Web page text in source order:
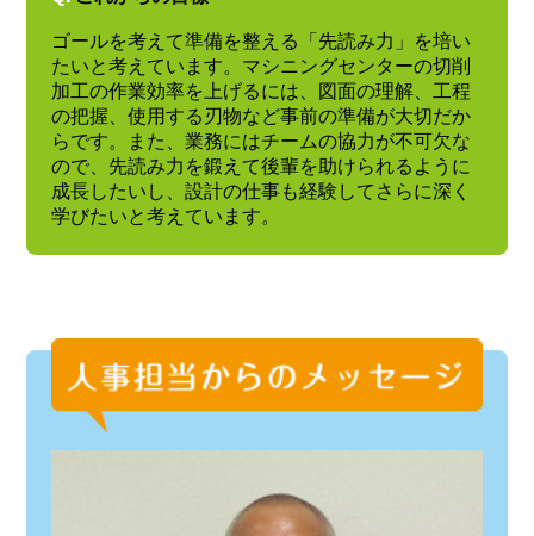
ゴールを考えて準備を整える「先読み力」を培い
たいと考えています。マシニングセンターの切削
加工の作業効率を上げるには、図面の理解、工程
の把握、使用する刃物など事前の準備が大切だか
らです。また、業務にはチームの協力が不可欠な
ので、先読み力を鍛えて後輩を助けられるように
成長したいし、設計の仕事も経験してさらに深く
学びたいと考えています。